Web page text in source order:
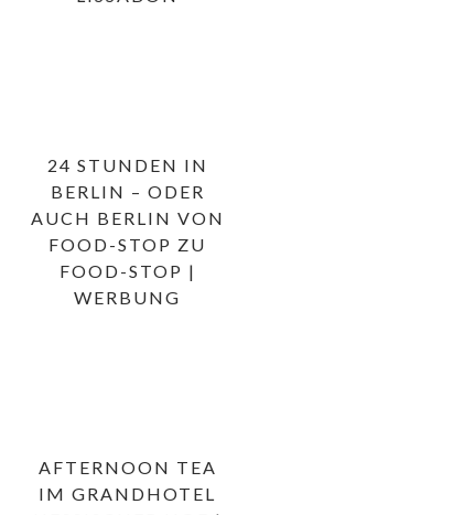
24 STUNDEN IN
BERLIN – ODER
AUCH BERLIN VON
FOOD-STOP ZU
FOOD-STOP |
WERBUNG
AFTERNOON TEA
IM GRANDHOTEL